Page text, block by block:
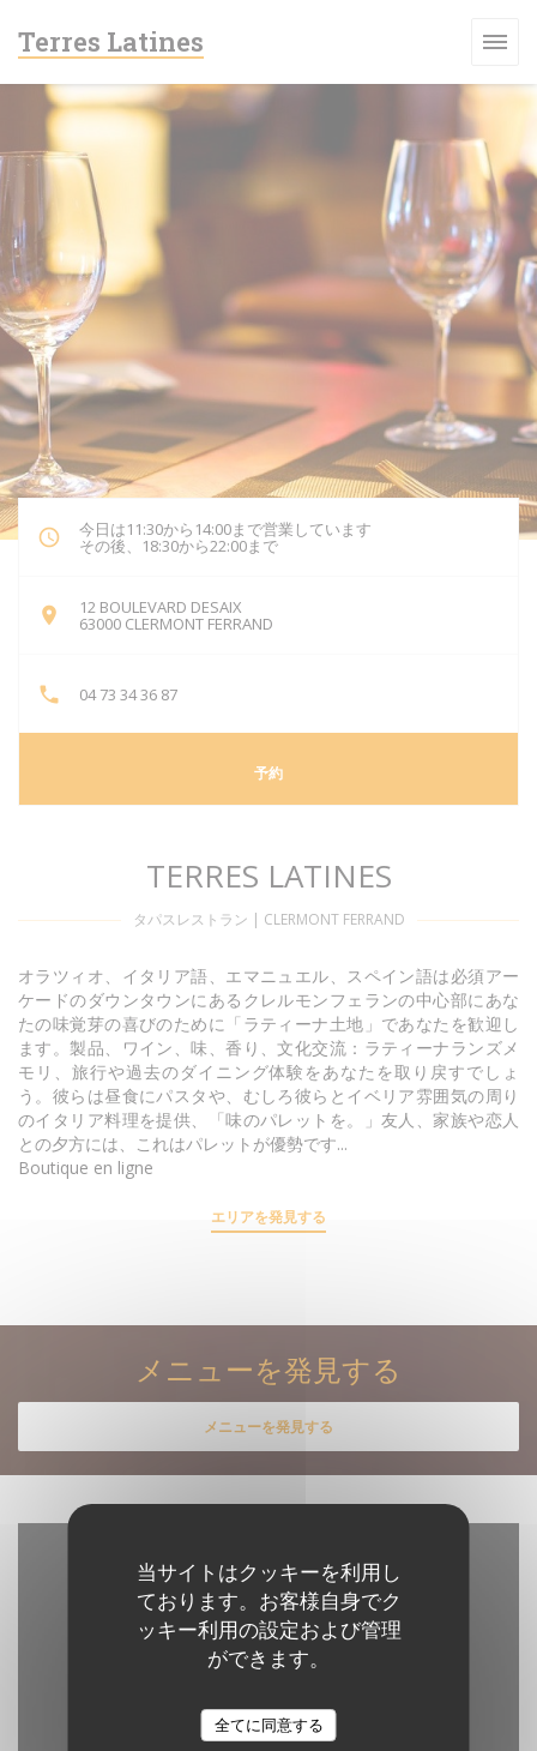
当サイトはクッキーを利用し
ております。お客様自身でク
ッキー利用の設定および管理
ができます。
全てに同意する
Terres Latines
今日は11:30から14:00まで営業しています
その後、18:30から22:00まで
12 BOULEVARD DESAIX
63000 CLERMONT FERRAND
04 73 34 36 87
予約
TERRES LATINES
タパスレストラン | CLERMONT FERRAND
オラツィオ、イタリア語、エマニュエル、スペイン語は必須アー
ケードのダウンタウンにあるクレルモンフェランの中心部にあな
たの味覚芽の喜びのために「ラティーナ土地」であなたを歓迎し
ます。製品、ワイン、味、香り、文化交流：ラティーナランズメ
モリ、旅行や過去のダイニング体験をあなたを取り戻すでしょ
う。彼らは昼食にパスタや、むしろ彼らとイベリア雰囲気の周り
のイタリア料理を提供、「味のパレットを。」友人、家族や恋人
との夕方には、これはパレットが優勢です...
Boutique en ligne
エリアを発見する
メニューを発見する
メニューを発見する